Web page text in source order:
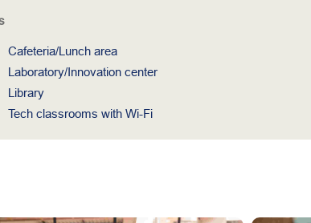
Cafeteria/Lunch area
Laboratory/Innovation center
Library
Tech classrooms with Wi-Fi